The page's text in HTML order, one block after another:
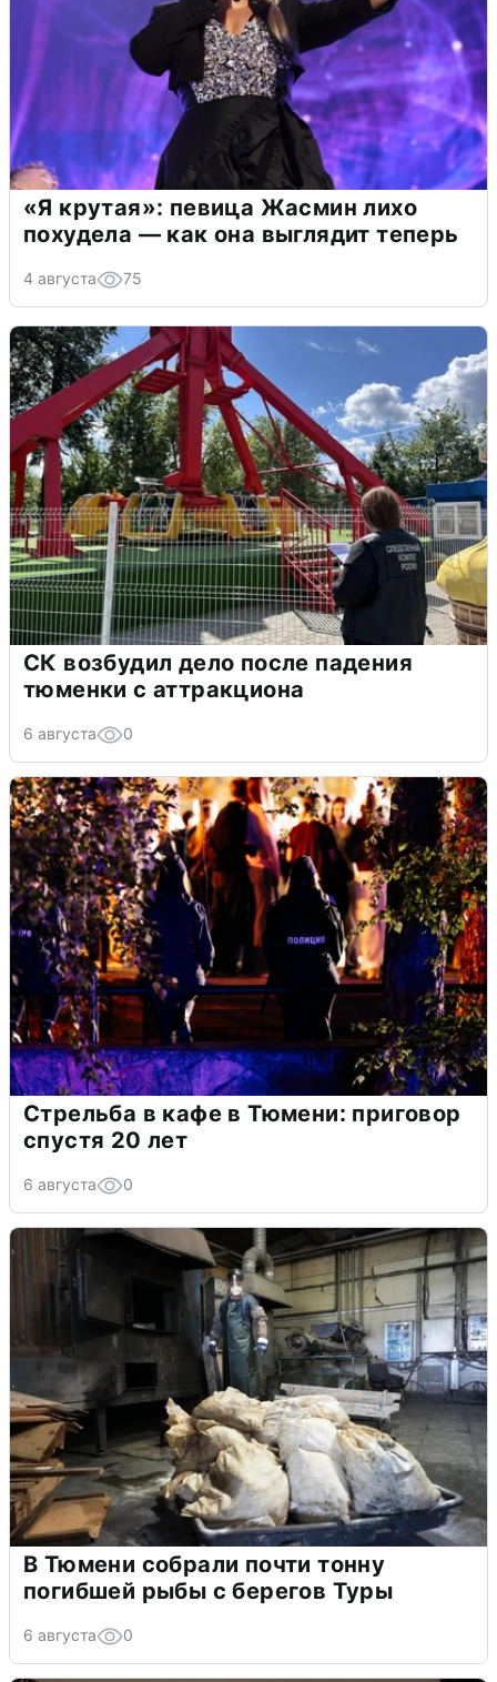
«Я крутая»: певица Жасмин лихо
похудела — как она выглядит теперь
4 августа 75
СК возбудил дело после падения
тюменки с аттракциона
6 августа 0
Стрельба в кафе в Тюмени: приговор
спустя 20 лет
6 августа 0
В Тюмени собрали почти тонну
погибшей рыбы с берегов Туры
6 августа 0